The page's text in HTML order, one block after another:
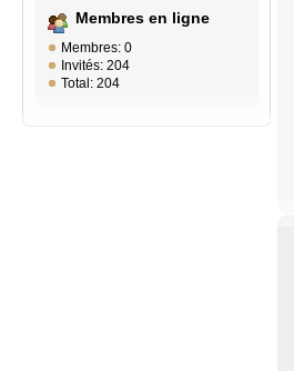
Membres en ligne
Membres: 0
Invités: 204
Total: 204